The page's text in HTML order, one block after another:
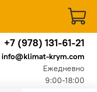
+7 (978) 131-61-21
info@klimat-krym.com
Ежедневно
9:00-18:00